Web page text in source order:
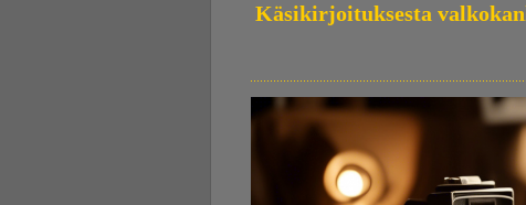
Käsikirjoituksesta